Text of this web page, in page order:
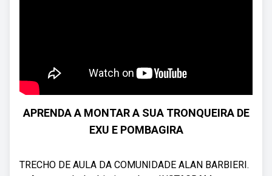
APRENDA A MONTAR A SUA TRONQUEIRA DE
EXU E POMBAGIRA
TRECHO DE AULA DA COMUNIDADE ALAN BARBIERI.